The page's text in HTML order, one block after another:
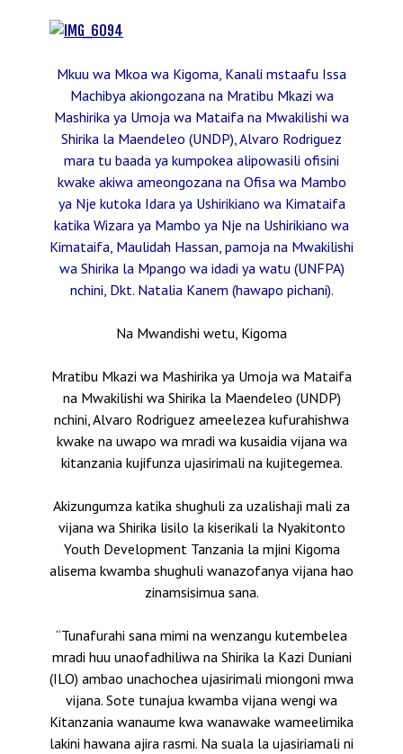
Mkuu wa Mkoa wa Kigoma, Kanali mstaafu Issa
Machibya akiongozana na Mratibu Mkazi wa
Mashirika ya Umoja wa Mataifa na Mwakilishi wa
Shirika la Maendeleo (UNDP), Alvaro Rodriguez
mara tu baada ya kumpokea alipowasili ofisini
kwake akiwa ameongozana na Ofisa wa Mambo
ya Nje kutoka Idara ya Ushirikiano wa Kimataifa
katika Wizara ya Mambo ya Nje na Ushirikiano wa
Kimataifa, Maulidah Hassan, pamoja na Mwakilishi
wa Shirika la Mpango wa idadi ya watu (UNFPA)
nchini, Dkt. Natalia Kanem (hawapo pichani).
Na Mwandishi wetu, Kigoma
Mratibu Mkazi wa Mashirika ya Umoja wa Mataifa
na Mwakilishi wa Shirika la Maendeleo (UNDP)
nchini, Alvaro Rodriguez ameelezea kufurahishwa
kwake na uwapo wa mradi wa kusaidia vijana wa
kitanzania kujifunza ujasirimali na kujitegemea.
Akizungumza katika shughuli za uzalishaji mali za
vijana wa Shirika lisilo la kiserikali la Nyakitonto
Youth Development Tanzania la mjini Kigoma
alisema kwamba shughuli wanazofanya vijana hao
zinamsisimua sana.
“Tunafurahi sana mimi na wenzangu kutembelea
mradi huu unaofadhiliwa na Shirika la Kazi Duniani
(ILO) ambao unachochea ujasirimali miongoni mwa
vijana. Sote tunajua kwamba vijana wengi wa
Kitanzania wanaume kwa wanawake wameelimika
lakini hawana ajira rasmi. Na suala la ujasiriamali ni